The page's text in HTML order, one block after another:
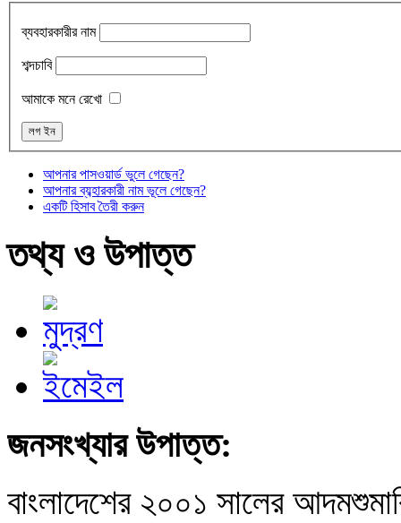
ব্যবহারকারীর নাম
শব্দচাবি
আমাকে মনে রেখো
আপনার পাসওয়ার্ড ভুলে গেছেন?
আপনার ব্যব্হারকারী নাম ভূলে গেছেন?
একটি হিসাব তৈরী করুন
তথ্য ও উপাত্ত
জনসংখ্যার উপাত্ত:
বাংলাদেশের ২০০১ সালের